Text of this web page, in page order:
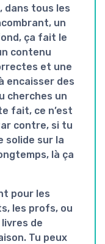
dans tous les
un
ça fait le
contenu
et une
encaisser des
cherches un
fait, ce n’est
contre, si tu
solide sur la
là ça
pour les
les profs, ou
de
Tu peux